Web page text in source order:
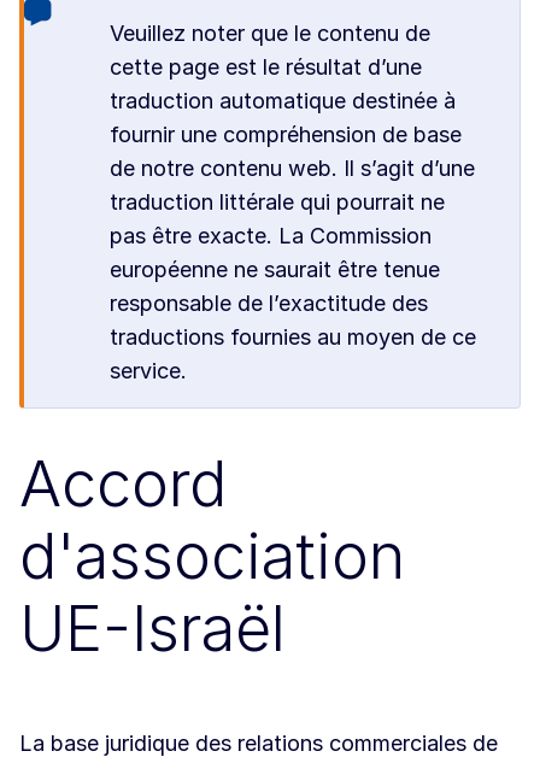
Veuillez noter que le contenu de
cette page est le résultat d’une
traduction automatique destinée à
fournir une compréhension de base
de notre contenu web. Il s’agit d’une
traduction littérale qui pourrait ne
pas être exacte. La Commission
européenne ne saurait être tenue
responsable de l’exactitude des
traductions fournies au moyen de ce
service.
Accord
d'association
UE-Israël
La base juridique des relations commerciales de